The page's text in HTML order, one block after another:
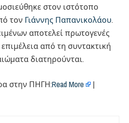
στον ιστότοπο
τον Γιάννης Παπανικολάου.
αποτελεί πρωτογενές
από τη συντακτική
διατηρούνται.
στην ΠΗΓΗ:Read More
|